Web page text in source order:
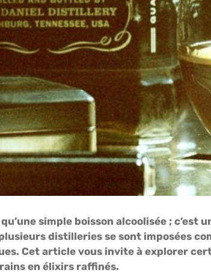
simple boisson alcoolisée ;
distilleries se sont imposées
Cet article vous invite à explorer
en élixirs raffinés.